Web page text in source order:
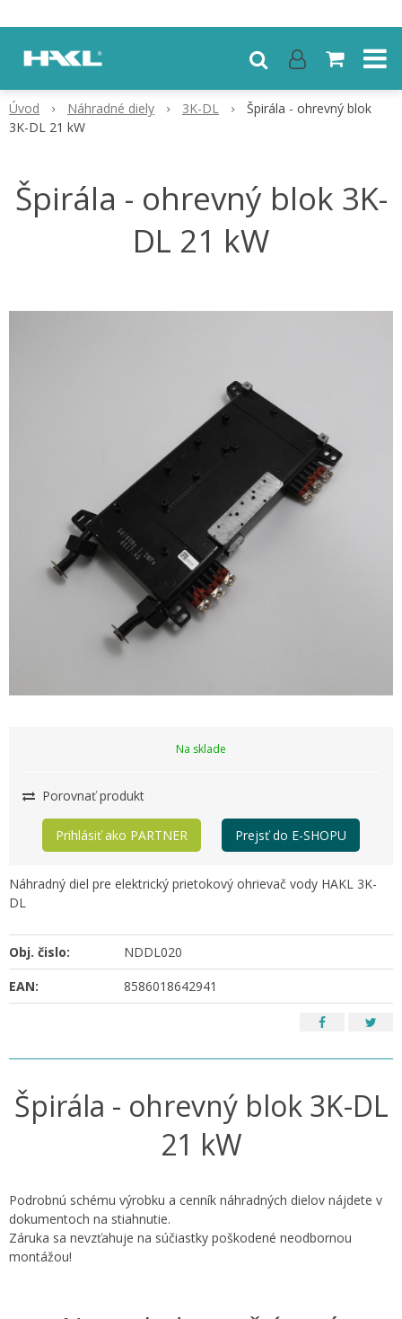
Úvod Náhradné diely 3K-DL
Špirála - ohrevný blok
3K-DL 21 kW
Špirála - ohrevný blok 3K-
DL 21 kW
Na sklade
Porovnať produkt
Prihlásiť ako PARTNER Prejsť do E-SHOPU
Náhradný diel pre elektrický prietokový ohrievač vody HAKL 3K-
DL
Obj. čislo:
NDDL020
EAN:
8586018642941
Špirála - ohrevný blok 3K-DL
21 kW
Podrobnú schému výrobku a cenník náhradných dielov nájdete v
dokumentoch na stiahnutie.
Záruka sa nevzťahuje na súčiastky poškodené neodbornou
montážou!